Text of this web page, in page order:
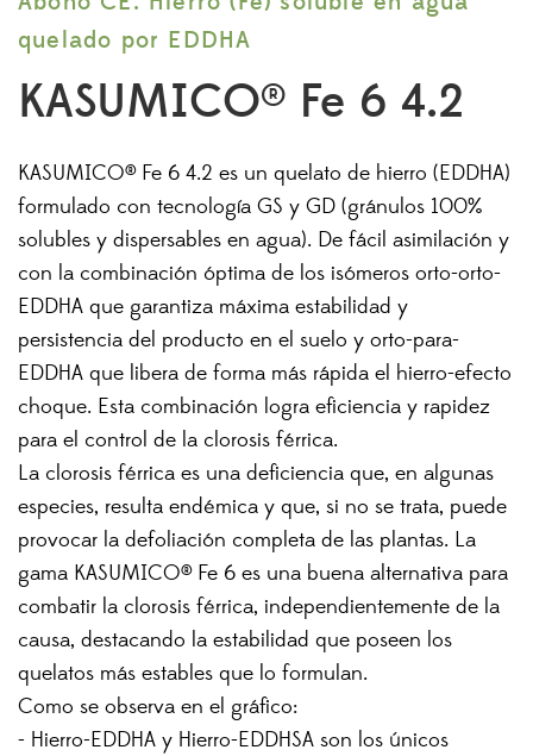
quelado por EDDHA
KASUMICO® Fe 6 4.2
KASUMICO® Fe 6 4.2 es un quelato de hierro (EDDHA)
formulado con tecnología GS y GD (gránulos 100%
solubles y dispersables en agua). De fácil asimilación y
con la combinación óptima de los isómeros orto-orto-
EDDHA que garantiza máxima estabilidad y
persistencia del producto en el suelo y orto-para-
EDDHA que libera de forma más rápida el hierro-efecto
choque. Esta combinación logra eficiencia y rapidez
para el control de la clorosis férrica.
La clorosis férrica es una deficiencia que, en algunas
especies, resulta endémica y que, si no se trata, puede
provocar la defoliación completa de las plantas. La
gama KASUMICO® Fe 6 es una buena alternativa para
combatir la clorosis férrica, independientemente de la
causa, destacando la estabilidad que poseen los
quelatos más estables que lo formulan.
Como se observa en el gráfico:
- Hierro-EDDHA y Hierro-EDDHSA son los únicos